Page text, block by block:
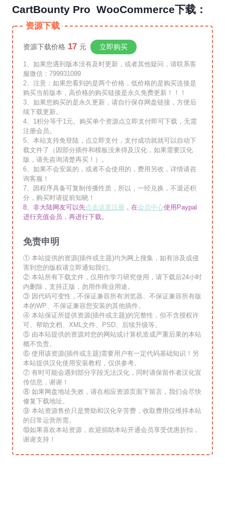
CartBounty Pro WooCommerce下载：
资源下载
资源下载价格 17 元 立即购买
1、如果您遇到版本没有及时更新，或者其他疑问，请联系客
服微信：799931099
2、注意：如果您看到的是两个价格，低价格的是购买连接是
购买当前版本，高价格的购买链接是永久免费更新！！！
3、如果您购买的是永久更新，请自行保存网盘链接，方便后
续下载更新。
4、1积分等于1元。购买单个资源点立即支付即可下载，无需
注册会员。
5、本站支持免登陆，点立即支付，支付成功就就可以自动下
载文件了（因部分插件和模板没来得及汉化，如果需要汉化
版，请先咨询清楚再买！）。
6、如果不会安装的，或者不会使用的，费用另收，详情请咨
询客服！
7、因程序具备可复制传播性质，所以，一经兑换，不退还积
分，购买时请提前知晓！
8、非大陆网友可以先点击这里注册 ，在会员中心使用Paypal
进行充值会员，再进行下载。
免责申明
① 本站提供的资源(插件或主题)均为网上搜集，如有涉及或侵
害到您的版权请立即通知我们。
② 本站所有下载文件，仅用作学习研究使用，请下载后24小时
内删除，支持正版，勿用作商业用途。
③ 因代码可变性，不保证兼容所有浏览器、不保证兼容所有版
本的WP、不保证兼容您安装的其他插件。
④ 本站保证所提供资源(插件或主题)的完整性，但不含授权许
可、帮助文档、XML文件、PSD、后续升级等。
⑤ 由本站提供的资源对您的网站或计算机造成严重后果的本站
概不负责。
⑥ 使用该资源(插件或主题)需要用户有一定代码基础知识！另
本站提供汉化使用安装教程，仅供参考。
⑦ 有时可能会遇到部分字段无法汉化，同时请保留作者汉化宣
传信息，谢谢！
⑧ 如果网盘地址失效，请在相应资源页面下留言，我们会尽快
修复下载地址。
⑨ 本站资源售价只是赞助和汉化辛苦费，收取费用仅维持本站
的日常运营所需。
⑩如果喜欢本站资源，欢迎捐助本站开通会员享受优惠折扣，
谢谢支持！